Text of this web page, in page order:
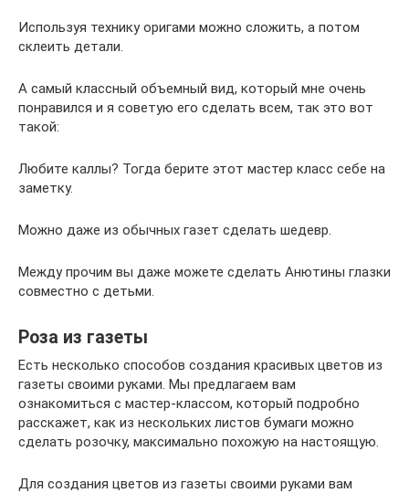
Используя технику оригами можно сложить, а потом
склеить детали.
А самый классный объемный вид, который мне очень
понравился и я советую его сделать всем, так это вот
такой:
Любите каллы? Тогда берите этот мастер класс себе на
заметку.
Можно даже из обычных газет сделать шедевр.
Между прочим вы даже можете сделать Анютины глазки
совместно с детьми.
Роза из газеты
Есть несколько способов создания красивых цветов из
газеты своими руками. Мы предлагаем вам
ознакомиться с мастер-классом, который подробно
расскажет, как из нескольких листов бумаги можно
сделать розочку, максимально похожую на настоящую.
Для создания цветов из газеты своими руками вам